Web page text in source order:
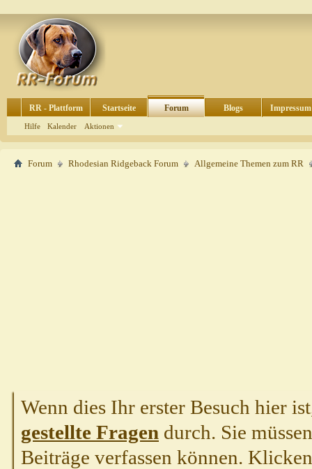
RR - Plattform Startseite Forum
Hilfe Kalender Aktionen
Blogs Impressum
Forum Rhodesian Ridgeback Forum Allgemeine Themen zum RR
Wenn dies Ihr erster Besuch hier
gestellte Fragen durch. Sie
Beiträge verfassen können.